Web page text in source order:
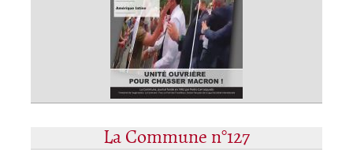
La Commune n°127